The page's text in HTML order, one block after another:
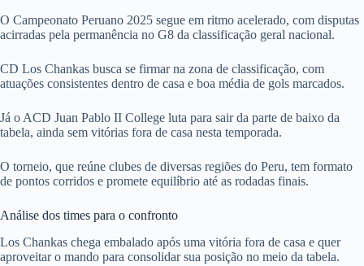
O Campeonato Peruano 2025 segue em ritmo acelerado, com disputas
acirradas pela permanência no G8 da classificação geral nacional.
CD Los Chankas busca se firmar na zona de classificação, com
atuações consistentes dentro de casa e boa média de gols marcados.
Já o ACD Juan Pablo II College luta para sair da parte de baixo da
tabela, ainda sem vitórias fora de casa nesta temporada.
O torneio, que reúne clubes de diversas regiões do Peru, tem formato
de pontos corridos e promete equilíbrio até as rodadas finais.
Análise dos times para o confronto
Los Chankas chega embalado após uma vitória fora de casa e quer
aproveitar o mando para consolidar sua posição no meio da tabela.